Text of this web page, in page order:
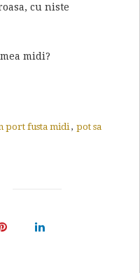
cu niste
midi?
port fusta midi , pot sa